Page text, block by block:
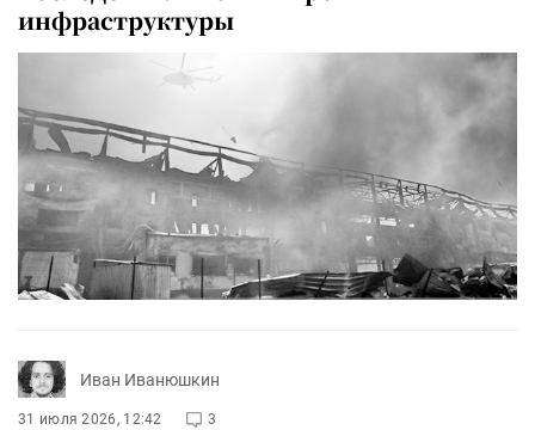
инфраструктуры
Иван Иванюшкин
31 июля 2026, 12:42 3